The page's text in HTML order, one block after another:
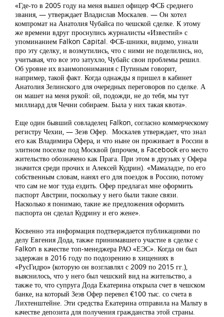
«Где-то в 2005 году на меня вышел офицер ФСБ среднего
звания, — утверждает Владислав Москалев. — Он хотел
компромат на Анатолия Чубайса по чешской сделке. К этому
же времени вдруг проснулись журналисты «Известий» с
упоминанием Falkon Capital. ФСБ-шники, видимо, узнали
про эту сделку, и возмутились, что с ними не поделились, но,
учитывая, что все это затухло, Чубайс свои проблемы решил.
Об уровне их взаимопонимания с Путиным говорит,
например, такой факт. Когда однажды я пришел в кабинет
Анатолия Зелинского для очередных переговоров по сделке. А
он машет на меня рукой: ой, подожди, не до тебя, мы тут
миллиард для Чечни собираем. Была у них такая квота».
Еще один бывший совладелец Falkon, согласно коммерческому
регистру Чехии, — Зеэв Офер. Москалев утверждает, что знал
его как Владимира Офера, и что ныне он проживает в России в
элитном поселке под Москвой (впрочем, в Facebook его место
жительство обозначено как Прага. При этом в друзьях у Офера
значится среди прочих и Алексей Кудрин). «Мамаладзе, по его
собственным словам, нанял его для поездок в Россию, потому
что сам не мог туда ездить. Офер предлагал мне оформить
паспорт Австрии, поскольку у него были такие связи.
Насколько я понимаю, такие же предложения оформить
паспорта он сделал Кудрину и его жене».
Косвенно эта информация подтверждается публикациями по
делу Евгения Дода, также принимавшего участие в сделке с
Falkon в качестве топ-менеджера РАО «ЕЭС». Когда он был
задержан в 2016 году по подозрению в хищениях в
«РусГидро» (которую он возглавлял с 2009 по 2015 гг.),
выяснилось, что у него был чешский вид на жительство, а
также то, что супруга Дода Екатерина открыла счет в чешском
банке, на который Зеэв Офер перевел €100 тыс. со счета в
Лихтенштейне. Эти средства Екатерина отправила на Мальту в
качестве депозита для получения гражданства этой страны.